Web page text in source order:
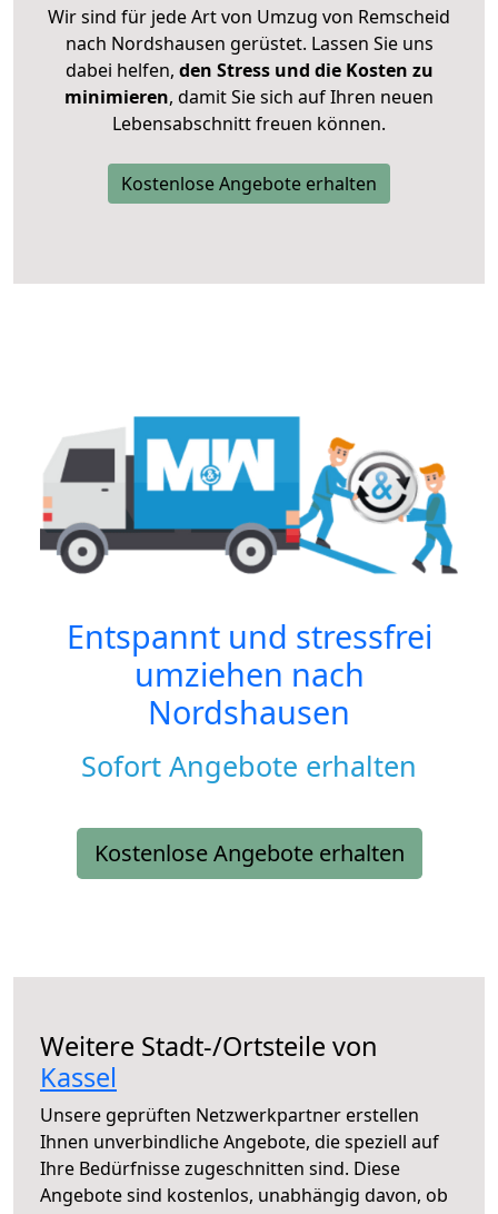
Wir sind für jede Art von Umzug von Remscheid
nach Nordshausen gerüstet. Lassen Sie uns
dabei helfen, den Stress und die Kosten zu
minimieren, damit Sie sich auf Ihren neuen
Lebensabschnitt freuen können.
Kostenlose Angebote erhalten
Entspannt und stressfrei
umziehen nach
Nordshausen
Sofort Angebote erhalten
Kostenlose Angebote erhalten
Weitere Stadt-/Ortsteile von
Kassel
Unsere geprüften Netzwerkpartner erstellen
Ihnen unverbindliche Angebote, die speziell auf
Ihre Bedürfnisse zugeschnitten sind. Diese
Angebote sind kostenlos, unabhängig davon, ob